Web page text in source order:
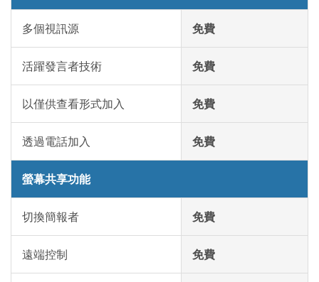
多個視訊源 免費
活躍發言者技術 免費
以僅供查看形式加入 免費
透過電話加入 免費
螢幕共享功能
切換簡報者 免費
遠端控制 免費